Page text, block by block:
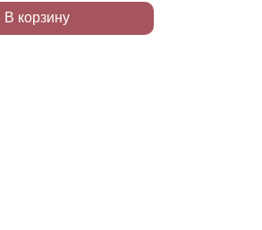
В корзину